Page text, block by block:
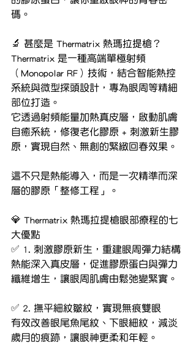
碼。
🔬 甚麼是 Thermatrix 熱瑪拉提槍？
Thermatrix 是一種高端單極射頻
（Monopolar RF）技術，結合智能熱控
系統與微型探頭設計，專為眼周等精細
部位打造。
它透過射頻能量加熱真皮層，啟動肌膚
自癒系統，修復老化膠原 + 刺激新生膠
原，實現自然、無創的緊緻回春效果。
這不只是熱能導入，而是一次精準而深
層的膠原「整修工程」。
💎 Thermatrix 熱瑪拉提槍眼部療程的七
大優點
✅ 1. 刺激膠原新生，重建眼周彈力結構
熱能深入真皮層，促進膠原蛋白與彈力
纖維增生，讓眼周肌膚由鬆弛變緊實。
✅ 2. 撫平細紋皺紋，實現無痕雙眼
有效改善眼尾魚尾紋、下眼細紋，減淡
歲月的痕跡，讓眼神更柔和年輕。